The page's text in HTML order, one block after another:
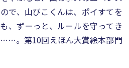
で、山びこくんは、ポイすてを
、ずーっと、ルールを守ってき
。第10回えほん大賞絵本部門